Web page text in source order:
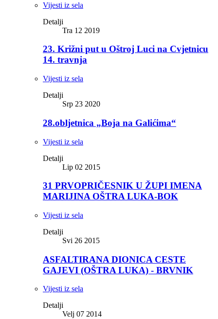
Vijesti iz sela
Detalji
Tra 12 2019
23. Križni put u Oštroj Luci na Cvjetnicu
14. travnja
Vijesti iz sela
Detalji
Srp 23 2020
28.obljetnica „Boja na Galićima“
Vijesti iz sela
Detalji
Lip 02 2015
31 PRVOPRIČESNIK U ŽUPI IMENA
MARIJINA OŠTRA LUKA-BOK
Vijesti iz sela
Detalji
Svi 26 2015
ASFALTIRANA DIONICA CESTE
GAJEVI (OŠTRA LUKA) - BRVNIK
Vijesti iz sela
Detalji
Velj 07 2014